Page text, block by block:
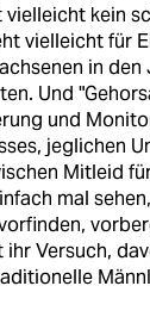
kein
vielleicht für
in den
Und
und
jeglichen
Mitleid
mal
Versuch,